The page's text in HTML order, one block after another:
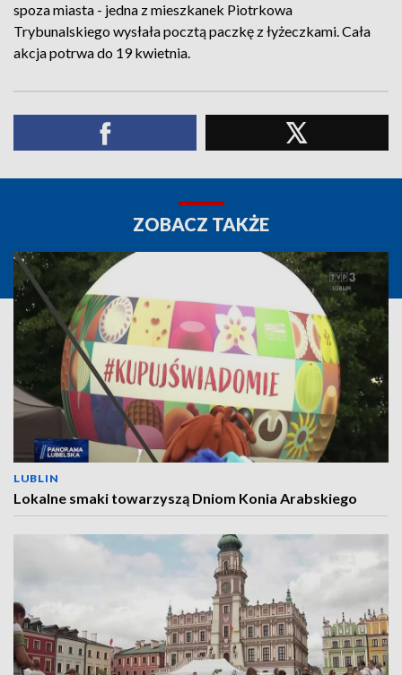
spoza miasta - jedna z mieszkanek Piotrkowa
Trybunalskiego wysłała pocztą paczkę z łyżeczkami. Cała
akcja potrwa do 19 kwietnia.
ZOBACZ TAKŻE
LUBLIN
Lokalne smaki towarzyszą Dniom Konia Arabskiego